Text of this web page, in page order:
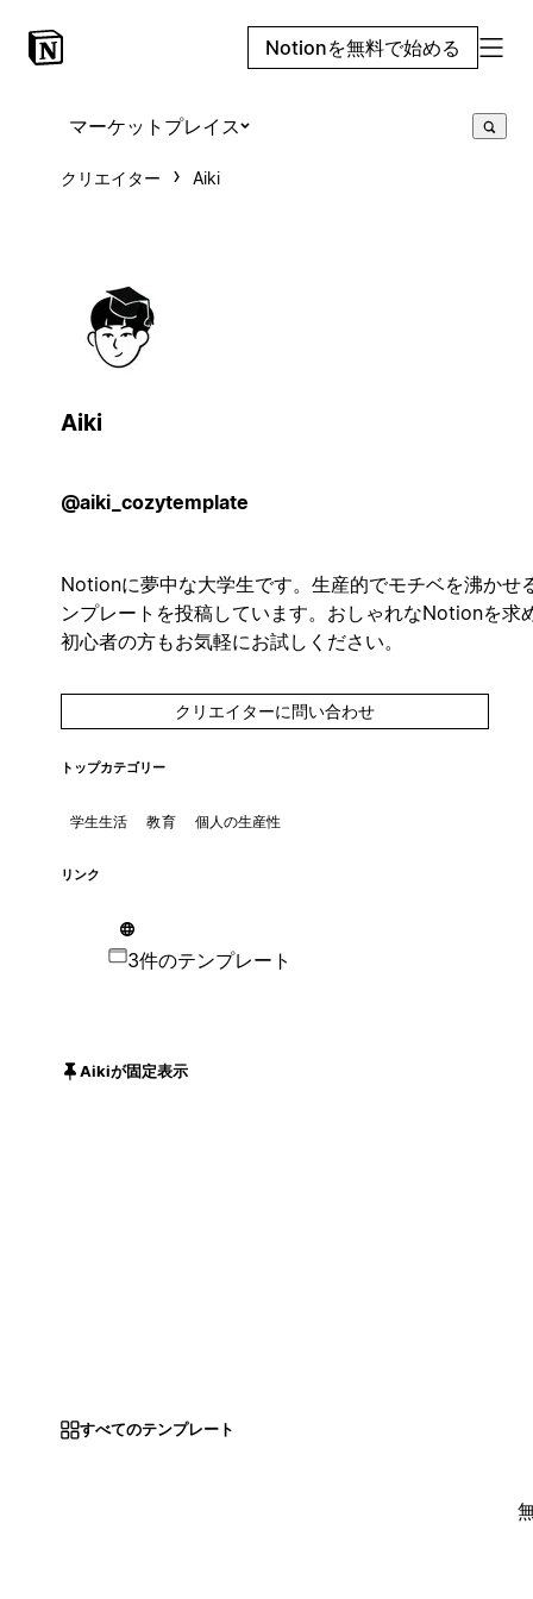
Notionを無料で始める
マーケットプレイス
クリエイター Aiki
Aiki
@aiki_cozytemplate
Notionに夢中な大学生です。生産的でモチベを沸かせ
ンプレートを投稿しています。おしゃれなNotionを求
初心者の方もお気軽にお試しください。
クリエイターに問い合わせ
トップカテゴリー
学生生活 教育 個人の生産性
リンク
3件のテンプレート
Aikiが固定表示
すべてのテンプレート